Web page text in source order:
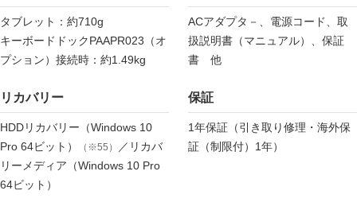
タブレット：約710g
キーボードドックPAAPR023（オ
プション）接続時：約1.49kg
ACアダプタ－、電源コード、取
扱説明書（マニュアル）、保証
書 他
リカバリー
HDDリカバリー（Windows 10
Pro 64ビット）
（※55）
／リカバ
リーメディア（Windows 10 Pro
64ビット）
保証
1年保証（引き取り修理・海外保
証（制限付）1年）